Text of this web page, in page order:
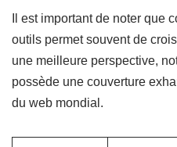
Il est important de noter que
outils permet souvent de
une meilleure perspective,
possède une couverture
du web mondial.